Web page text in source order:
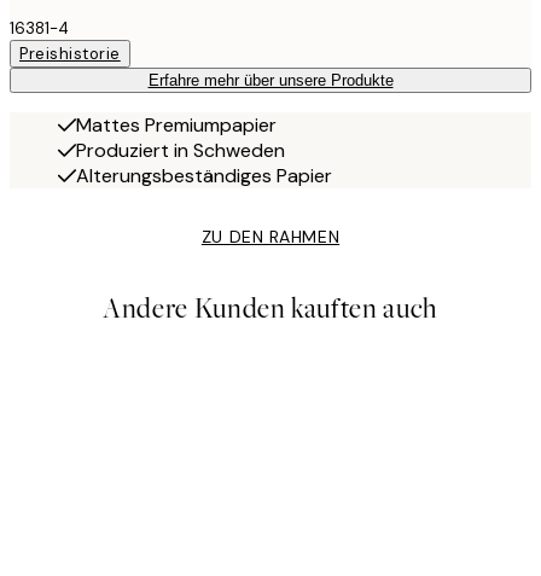
16381-4
Preishistorie
Erfahre mehr über unsere Produkte
Mattes Premiumpapier
Produziert in Schweden
Alterungsbeständiges Papier
ZU DEN RAHMEN
Andere Kunden kauften auch